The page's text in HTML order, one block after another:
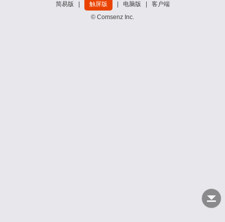
简易版 触屏版 电脑版
客户端
© Comsenz Inc.